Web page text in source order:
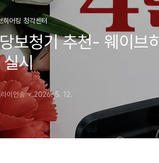
히어링 청각센터
보청기 추천- 웨이브
시
이언송 2026. 5. 12.